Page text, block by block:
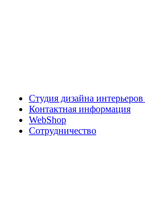
Студия дизайна
Контактная информация
WebShop
Сотрудничество